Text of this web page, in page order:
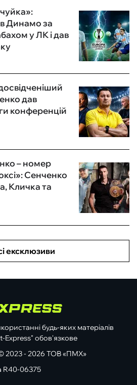
Динамо за
у ЛК і дав
дав
конференцій
– номер
Сенченко
Кличка та
ексклюзиви
будь-яких матеріалів
Express" обов'язкове
© 2023 - 2026 ТОВ «ПМХ»
R40-06375